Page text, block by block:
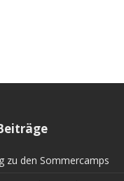
zu den Sommercamps